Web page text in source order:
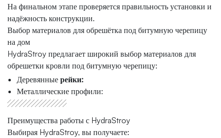
На финальном этапе проверяется правильность установки и
надёжность конструкции.
Выбор материалов для обрешётка под битумную черепицу
на дом
HydraStroy предлагает широкий выбор материалов для
обрешетки кровли под битумную черепицу:
Деревянные рейки:
Металлические профили:
Преимущества работы с HydraStroy
Выбирая HydraStroy, вы получаете: